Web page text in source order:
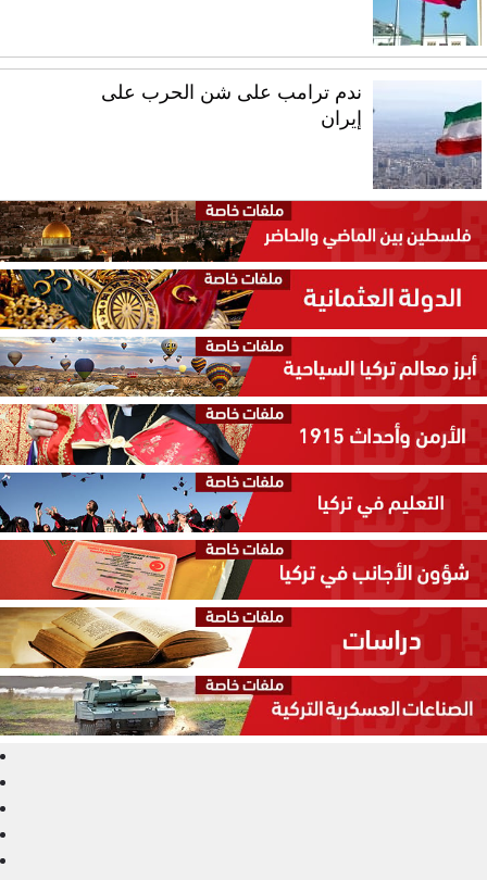
ندم ترامب على شن الحرب على
إيران